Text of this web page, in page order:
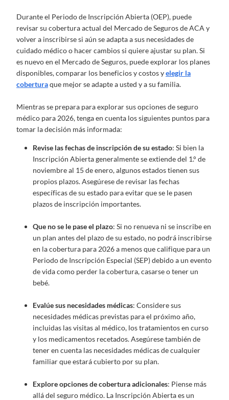
Durante el Periodo de Inscripción Abierta (OEP), puede
revisar su cobertura actual del Mercado de Seguros de ACA y
volver a inscribirse si aún se adapta a sus necesidades de
cuidado médico o hacer cambios si quiere ajustar su plan. Si
es nuevo en el Mercado de Seguros, puede explorar los planes
disponibles, comparar los beneficios y costos yelegir la
coberturaque mejor se adapte a usted y a su familia.
Mientras se prepara para explorar sus opciones de seguro
médico para 2026, tenga en cuenta los siguientes puntos para
tomar la decisión más informada:
Revise las fechas de inscripción de su estado: Si bien la
Inscripción Abierta generalmente se extiende del 1.° de
noviembre al 15 de enero, algunos estados tienen sus
propios plazos. Asegúrese de revisar las fechas
específicas de su estado para evitar que se le pasen
plazos de inscripción importantes.
Que no se le pase el plazo: Si no renueva ni se inscribe en
un plan antes del plazo de su estado, no podrá inscribirse
en la cobertura para 2026 a menos que califique para un
Periodo de Inscripción Especial (SEP) debido a un evento
de vida como perder la cobertura, casarse o tener un
bebé.
Evalúe sus necesidades médicas: Considere sus
necesidades médicas previstas para el próximo año,
incluidas las visitas al médico, los tratamientos en curso
y los medicamentos recetados. Asegúrese también de
tener en cuenta las necesidades médicas de cualquier
familiar que estará cubierto por su plan.
Explore opciones de cobertura adicionales: Piense más
allá del seguro médico. La Inscripción Abierta es un